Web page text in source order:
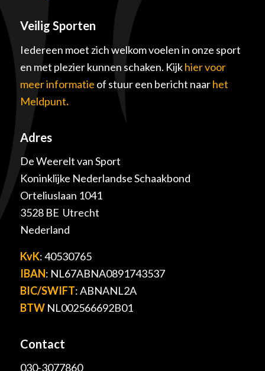
Veilig Sporten
Iedereen moet zich welkom voelen in onze sport
en met plezier kunnen schaken. Kijkhier voor
meer informatie of stuur een bericht naarhet
Meldpunt.
Adres
De Weerelt van Sport
Koninklijke Nederlandse Schaakbond
Orteliuslaan 1041
3528 BE Utrecht
Nederland
KvK: 40530765
IBAN: NL67ABNA0891743537
BIC/SWIFT: ABNANL2A
BTWNL002566692B01
Contact
030-3077860